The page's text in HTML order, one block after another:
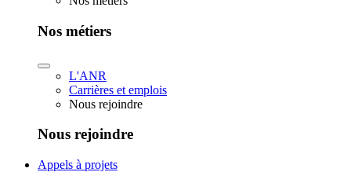
Nos métiers
L'ANR
Carrières et emplois
Nous rejoindre
Nous rejoindre
Appels à projets